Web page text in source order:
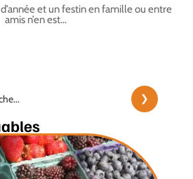
et un festin en famille ou entre
amis n’en est…